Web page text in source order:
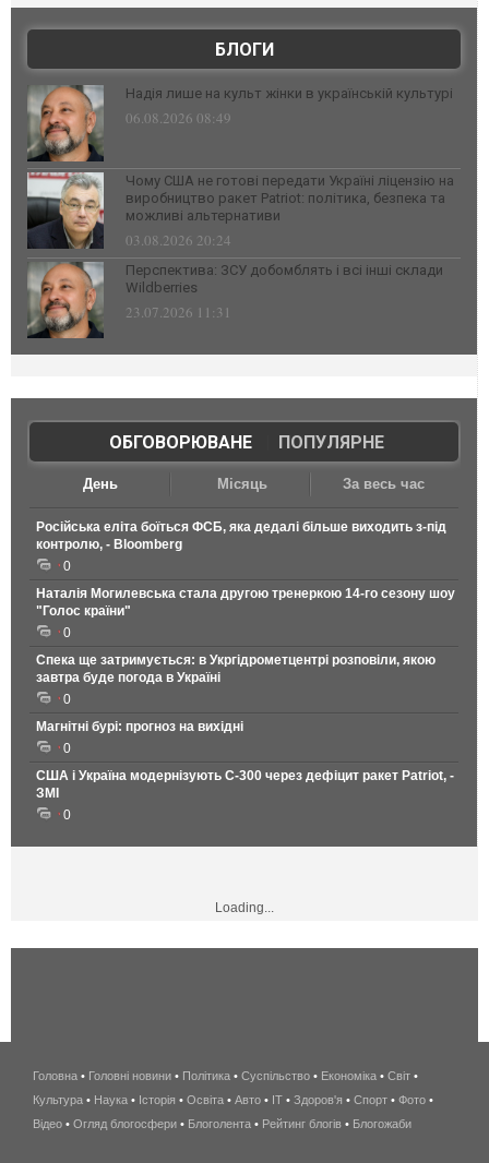
БЛОГИ
Надія лише на культ жінки в українській культурі
06.08.2026 08:49
Чому США не готові передати Україні ліцензію на
виробництво ракет Patriot: політика, безпека та
можливі альтернативи
03.08.2026 20:24
Перспектива: ЗСУ добомблять і всі інші склади
Wildberries
23.07.2026 11:31
ОБГОВОРЮВАНЕ| ПОПУЛЯРНЕ
День Місяць За весь час
Російська еліта боїться ФСБ, яка дедалі більше виходить з-під
контролю, - Bloomberg
0
Наталія Могилевська стала другою тренеркою 14-го сезону шоу
"Голос країни"
0
Спека ще затримується: в Укргідрометцентрі розповіли, якою
завтра буде погода в Україні
0
Магнітні бурі: прогноз на вихідні
0
США і Україна модернізують С-300 через дефіцит ракет Patriot, -
ЗМІ
0
Loading...
беспроводной
интернет
киев
Головна • Головні новини • Політика • Суспільство • Економіка • Світ •
Культура • Наука • Історія • Освіта • Авто • IT • Здоров'я • Спорт • Фото •
Відео • Огляд блогосфери • Блоголента • Рейтинг блогів • Блогожаби